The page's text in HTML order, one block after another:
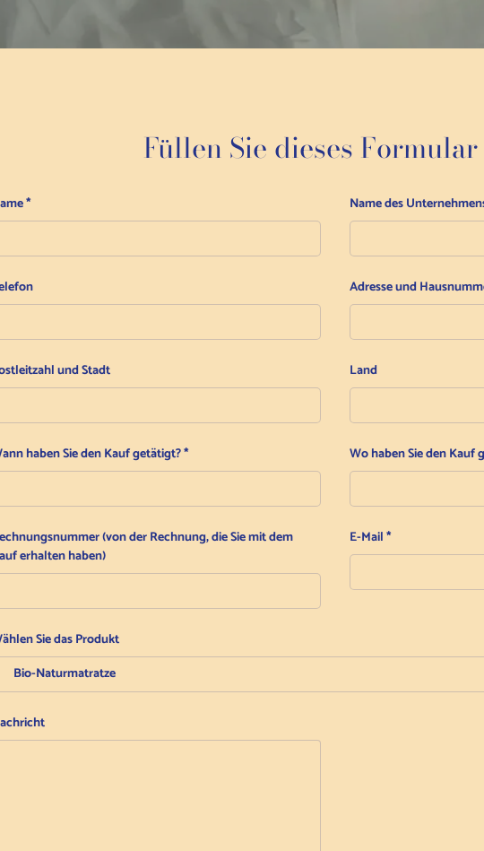
Füllen Sie dieses Formular
Name des
Adresse und
und Stadt Land
haben Sie den Kauf getätigt? Wo haben Sie den Kauf
(von der Rechnung, die Sie mit dem
erhalten haben)
E-Mail
Sie das Produkt